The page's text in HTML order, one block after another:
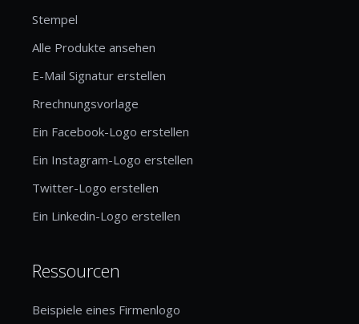
Stempel
Alle Produkte ansehen
E-Mail Signatur erstellen
Rrechnungsvorlage
Ein Facebook-Logo erstellen
Ein Instagram-Logo erstellen
Twitter-Logo erstellen
Ein Linkedin-Logo erstellen
Ressourcen
Beispiele eines Firmenlogo